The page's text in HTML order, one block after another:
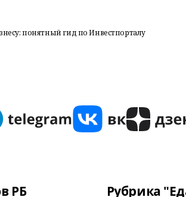
понятный гид по Инвестпорталу
РБ Рубрика